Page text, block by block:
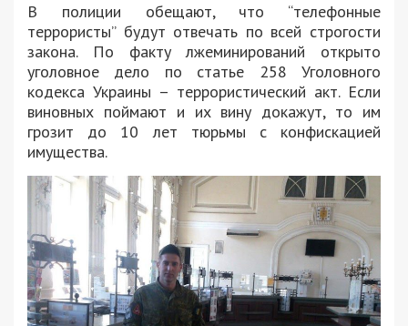
В полиции обещают, что “телефонные
террористы” будут отвечать по всей строгости
закона. По факту лжеминирований открыто
уголовное дело по статье 258 Уголовного
кодекса Украины – террористический акт. Если
виновных поймают и их вину докажут, то им
грозит до 10 лет тюрьмы с конфискацией
имущества.